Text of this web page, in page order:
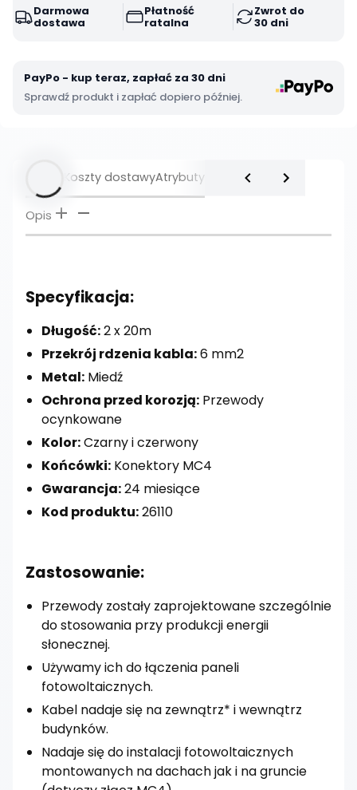
Darmowa
dostawa
Płatność
ratalna
Zwrot do
30 dni
PayPo - kup teraz, zapłać za 30 dni
Sprawdź produkt i zapłać dopiero później.
Koszty dostawyAtrybuty
Opis
Specyfikacja:
Długość:2 x 20m
Przekrój rdzenia kabla:6 mm2
Metal: Miedź
Ochrona przed korozją: Przewody
ocynkowane
Kolor:Czarny i czerwony
Końcówki: Konektory MC4
Gwarancja:24 miesiące
Kod produktu:26110
Zastosowanie:
Przewody zostały zaprojektowane szczególnie
do stosowania przy produkcji energii
słonecznej.
Używamy ich do łączenia paneli
fotowoltaicznych.
Kabel nadaje się na zewnątrz* i wewnątrz
budynków.
Nadaje się do instalacji fotowoltaicznych
montowanych na dachach jak i na gruncie